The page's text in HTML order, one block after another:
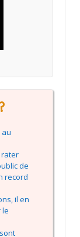
au
rater
de
record
il en
le